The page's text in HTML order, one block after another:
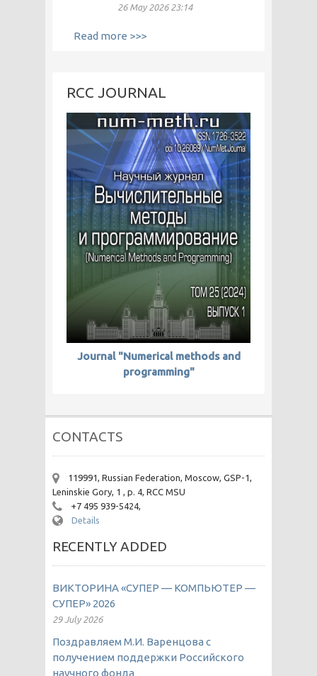
26 May 2026 23:14
Read more >>>
RCC JOURNAL
Journal "Numerical methods and
programming"
CONTACTS
119991, Russian Federation, Moscow, GSP-1,
Leninskie Gory, 1 , p. 4, RCC MSU
+7 495 939-5424,
Details
RECENTLY ADDED
ВИКТОРИНА «СУПЕР — КОМПЬЮТЕР —
СУПЕР» 2026
29 July 2026
Поздравляем М.И. Варенцова с
получением поддержки Российского
научного фонда